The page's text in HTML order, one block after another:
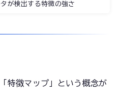
が検出する特徴の強さ
特徴マップ」という概念が